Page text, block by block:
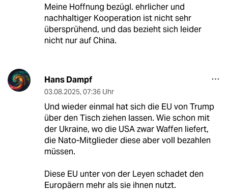
Meine Hoffnung bezügl. ehrlicher und
nachhaltiger Kooperation ist nicht sehr
übersprühend, und das bezieht sich leider
nicht nur auf China.
Hans Dampf
03.08.2025, 07:36 Uhr
Und wieder einmal hat sich die EU von Trump
über den Tisch ziehen lassen. Wie schon mit
der Ukraine, wo die USA zwar Waffen liefert,
die Nato-Mitglieder diese aber voll bezahlen
müssen.
Diese EU unter von der Leyen schadet den
Europäern mehr als sie ihnen nutzt.